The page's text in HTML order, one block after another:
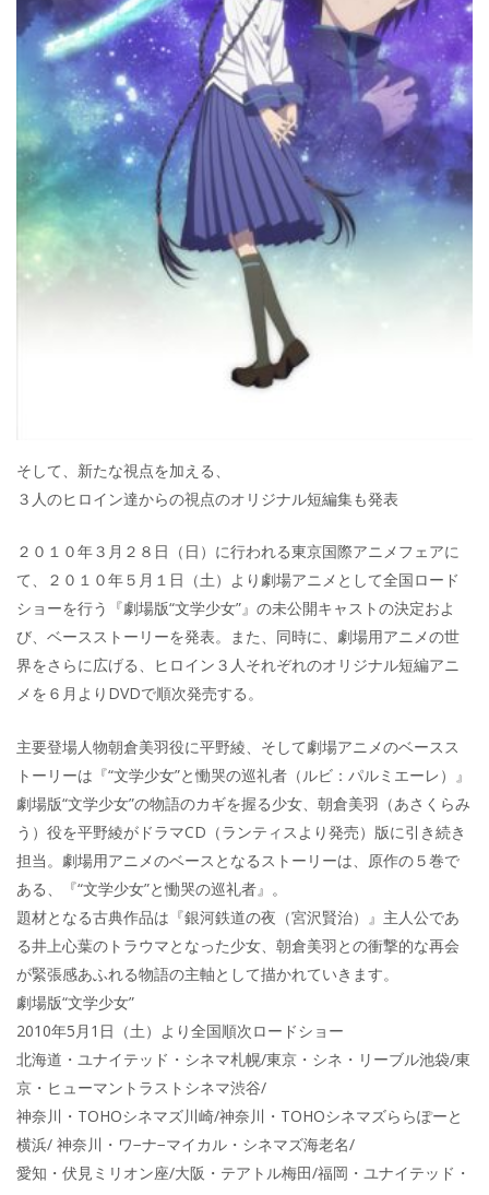
そして、新たな視点を加える、
３人のヒロイン達からの視点のオリジナル短編集も発表
２０１０年３月２８日（日）に行われる東京国際アニメフェアに
て、２０１０年５月１日（土）より劇場アニメとして全国ロード
ショーを行う『劇場版“文学少女”』の未公開キャストの決定およ
び、ベースストーリーを発表。また、同時に、劇場用アニメの世
界をさらに広げる、ヒロイン３人それぞれのオリジナル短編アニ
メを６月よりDVDで順次発売する。
主要登場人物朝倉美羽役に平野綾、そして劇場アニメのベースス
トーリーは『“文学少女”と慟哭の巡礼者（ルビ：パルミエーレ）』
劇場版“文学少女”の物語のカギを握る少女、朝倉美羽（あさくらみ
う）役を平野綾がドラマCD（ランティスより発売）版に引き続き
担当。劇場用アニメのベースとなるストーリーは、原作の５巻で
ある、『“文学少女”と慟哭の巡礼者』。
題材となる古典作品は『銀河鉄道の夜（宮沢賢治）』主人公であ
る井上心葉のトラウマとなった少女、朝倉美羽との衝撃的な再会
が緊張感あふれる物語の主軸として描かれていきます。
劇場版“文学少女”
2010年5月1日（土）より全国順次ロードショー
北海道・ユナイテッド・シネマ札幌/東京・シネ・リーブル池袋/東
京・ヒューマントラストシネマ渋谷/
神奈川・TOHOシネマズ川崎/神奈川・TOHOシネマズららぽーと
横浜/ 神奈川・ワ−ナ−マイカル・シネマズ海老名/
愛知・伏見ミリオン座/大阪・テアトル梅田/福岡・ユナイテッド・